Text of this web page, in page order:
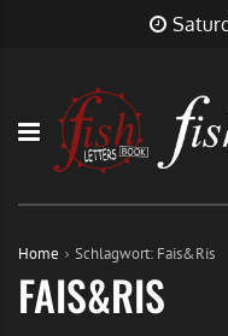
Home Schlagwort: Fais&Ris
FAIS&RIS